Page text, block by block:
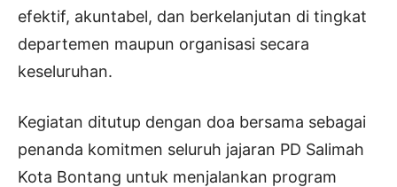
efektif, akuntabel, dan berkelanjutan di tingkat
departemen maupun organisasi secara
keseluruhan.
Kegiatan ditutup dengan doa bersama sebagai
penanda komitmen seluruh jajaran PD Salimah
Kota Bontang untuk menjalankan program